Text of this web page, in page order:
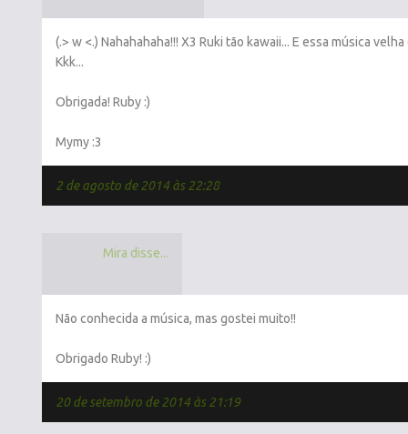
(.> w <.) Nahahahaha!!! X3 Ruki tão kawaii... E essa música velha
Kkk...
Obrigada! Ruby :)
Mymy :3
2 de agosto de 2014 às 22:28
Mira disse...
Não conhecida a música, mas gostei muito!!
Obrigado Ruby! :)
20 de setembro de 2014 às 21:19